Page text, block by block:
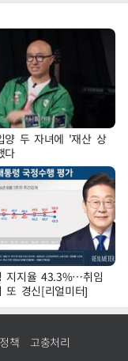
양 두 자녀에 '재산 상
다
지지율 43.3%…취임
또 경신[리얼미터]
책 고충처리